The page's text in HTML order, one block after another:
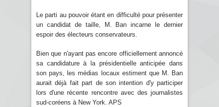
Le parti au pouvoir étant en difficulté pour présenter
un candidat de taille, M. Ban incarne le dernier
espoir des électeurs conservateurs.
Bien que n'ayant pas encore officiellement annoncé
sa candidature à la présidentielle anticipée dans
son pays, les médias locaux estiment que M. Ban
aurait déjà fait part de son intention d'y participer
lors d'une récente rencontre avec des journalistes
sud-coréens à New York. APS